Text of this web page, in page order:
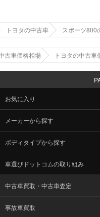
トヨタの中古車 スポーツ800
古車価格相場 トヨタの中古車
お気に入り
メーカーから探す
ボディタイプから探す
車選びドットコムの取り組み
中古車買取・中古車査定
事故車買取